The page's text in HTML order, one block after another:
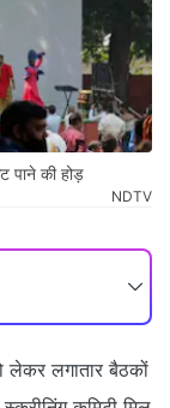
पाने की होड़
NDTV
लेकर लगातार बैठकों